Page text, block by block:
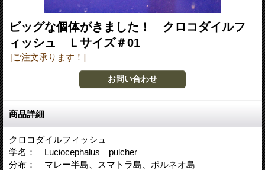
ビッグな個体がきました！ クロコダイルフ
ィッシュ Ｌサイズ＃01
[ご注文承ります！]
商品詳細
クロコダイルフィッシュ
学名： Luciocephalus pulcher
分布： マレー半島、スマトラ島、ボルネオ島